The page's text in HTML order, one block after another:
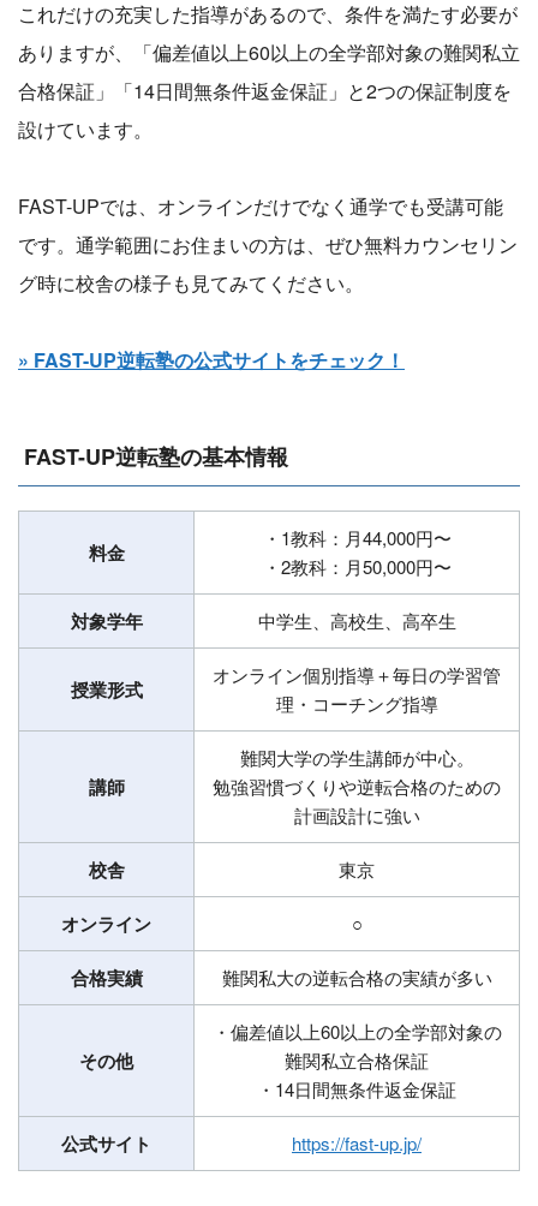
これだけの充実した指導があるので、条件を満たす必要が
ありますが、「偏差値以上60以上の全学部対象の難関私立
合格保証」「14日間無条件返金保証」と2つの保証制度を
設けています。
FAST-UPでは、オンラインだけでなく通学でも受講可能
です。通学範囲にお住まいの方は、ぜひ無料カウンセリン
グ時に校舎の様子も見てみてください。
» FAST-UP逆転塾の公式サイトをチェック！
FAST-UP逆転塾の基本情報
料金
・1教科：月44,000円〜
・2教科：月50,000円〜
対象学年 中学生、高校生、高卒生
授業形式
オンライン個別指導＋毎日の学習管
理・コーチング指導
講師
難関大学の学生講師が中心。
勉強習慣づくりや逆転合格のための
計画設計に強い
校舎 東京
オンライン ○
合格実績 難関私大の逆転合格の実績が多い
その他
・偏差値以上60以上の全学部対象の
難関私立合格保証
・14日間無条件返金保証
公式サイト https://fast-up.jp/